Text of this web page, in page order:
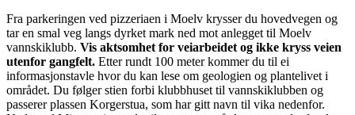
Fra parkeringen ved pizzeriaen i Moelv krysser du hovedvegen og
tar en smal veg langs dyrket mark ned mot anlegget til Moelv
vannskiklubb. Vis aktsomhet for veiarbeidet og ikke kryss veien
utenfor gangfelt. Etter rundt 100 meter kommer du til ei
informasjonstavle hvor du kan lese om geologien og plantelivet i
området. Du følger stien forbi klubbhuset til vannskiklubben og
passerer plassen Korgerstua, som har gitt navn til vika nedenfor.